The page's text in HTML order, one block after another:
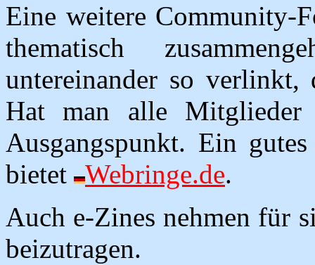
Eine weitere Community-
thematisch
untereinander so
Hat man alle Mitglieder
Ausgangspunkt. Ein
bietet
Webringe.de.
Auch e-Zines nehmen für
beizutragen.